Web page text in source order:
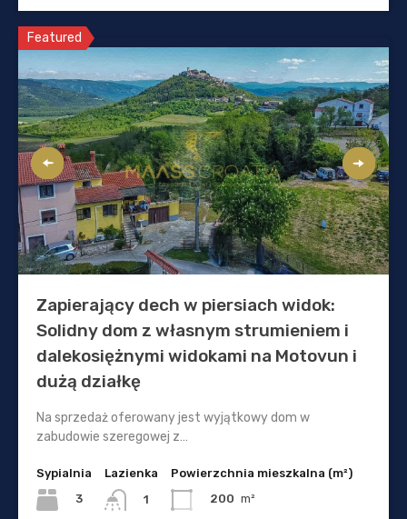
Featured
Zapierający dech w piersiach widok:
Solidny dom z własnym strumieniem i
dalekosiężnymi widokami na Motovun i
dużą działkę
Na sprzedaż oferowany jest wyjątkowy dom w
zabudowie szeregowej z…
Sypialnia
3
Lazienka
1
Powierzchnia mieszkalna (m²)
200 m²